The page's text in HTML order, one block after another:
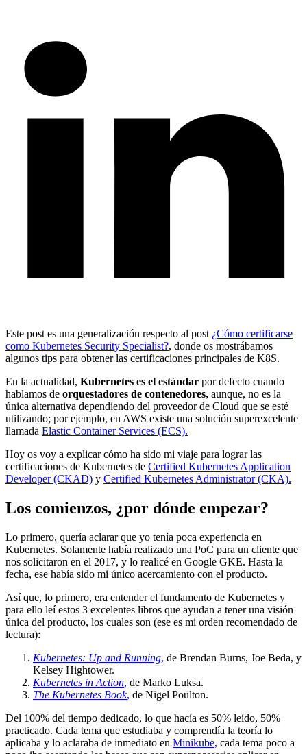
Este post es una generalización respecto al post ¿Cómo certificarse
como Kubernetes Security Specialist?, donde os mostrábamos
algunos tips para obtener las certificaciones principales de K8S.
En la actualidad, Kubernetes es el estándar por defecto cuando
hablamos de orquestadores de contenedores, aunque, no es la
única alternativa dependiendo del proveedor de Cloud que se esté
utilizando; por ejemplo, en AWS existe una solución superexcelente
llamada Elastic Container Services (ECS).
Hoy os voy a explicar cómo ha sido mi viaje para lograr las
certificaciones de Kubernetes de Certified Kubernetes Application
Developer (CKAD) y Certified Kubernetes Administrator (CKA).
Los comienzos, ¿por dónde empezar?
Lo primero, quería aclarar que yo tenía poca experiencia en
Kubernetes. Solamente había realizado una PoC para un cliente que
nos solicitaron en el 2017, y lo realicé en Google GKE. Hasta la
fecha, ese había sido mi único acercamiento con el producto.
Así que, lo primero, era entender el fundamento de Kubernetes y
para ello leí estos 3 excelentes libros que ayudan a tener una visión
única del producto, los cuales son (ese es mi orden recomendado de
lectura):
Kubernetes: Up and Running, de Brendan Burns, Joe Beda, y
Kelsey Hightower.
Kubernetes in Action, de Marko Luksa.
The Kubernetes Book, de Nigel Poulton.
Del 100% del tiempo dedicado, lo que hacía es 50% leído, 50%
practicado. Cada tema que estudiaba y comprendía la teoría lo
aplicaba y lo aclaraba de inmediato en Minikube, cada tema poco a